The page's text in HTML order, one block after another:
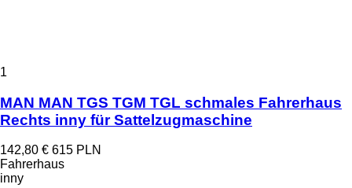
1
MAN MAN TGS TGM TGL schmales Fahrerhaus
Rechts inny für Sattelzugmaschine
142,80 € 615 PLN
Fahrerhaus
inny